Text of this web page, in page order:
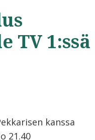
TV 1:ssä
kanssa
21.40